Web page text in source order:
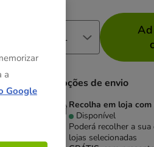
Opções de envio
Recolha em loja
Disponível
Poderá recolher a
lojas selecionadas
a
Google